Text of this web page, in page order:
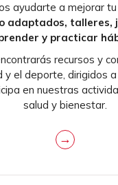
ayudarte a mejorar
adaptados, talleres,
y practicar
recursos y
y el deporte, dirigidos
en nuestras
salud y bienestar.
→